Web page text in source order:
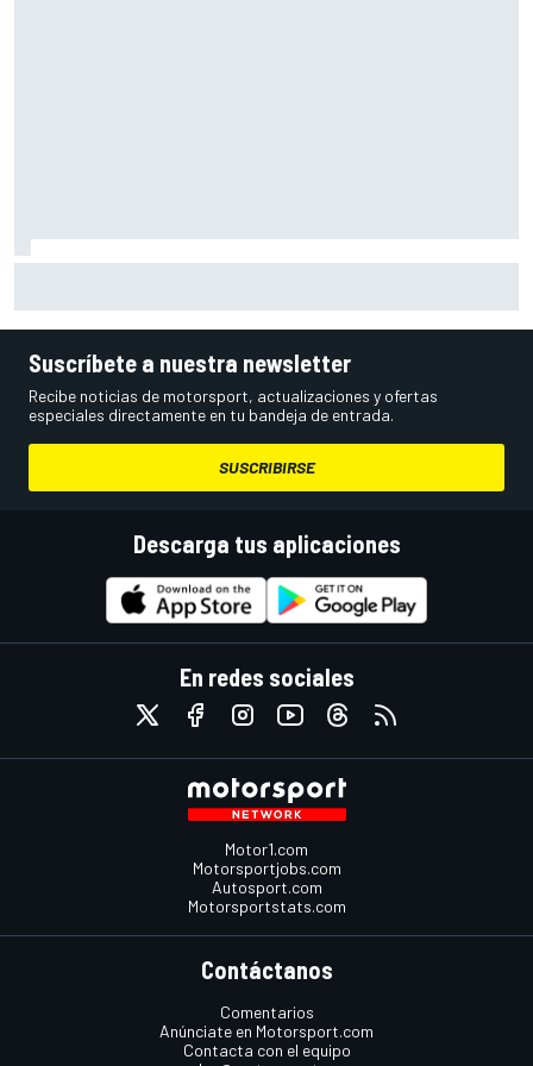
Suscríbete a nuestra newsletter
Recibe noticias de motorsport, actualizaciones y ofertas
especiales directamente en tu bandeja de entrada.
SUSCRIBIRSE
Descarga tus aplicaciones
En redes sociales
Motor1.com
Motorsportjobs.com
Autosport.com
Motorsportstats.com
Contáctanos
Comentarios
Anúnciate en Motorsport.com
Contacta con el equipo